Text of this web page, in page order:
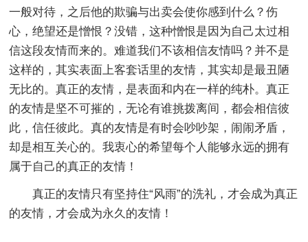
一般对待，之后他的欺骗与出卖会使你感到什么？伤
心，绝望还是憎恨？没错，这种憎恨是因为自己太过相
信这段友情而来的。难道我们不该相信友情吗？并不是
这样的，其实表面上客套话里的友情，其实却是最丑陋
无比的。真正的友情，是表面和内在一样的纯朴。真正
的友情是坚不可摧的，无论有谁挑拨离间，都会相信彼
此，信任彼此。真的友情是有时会吵吵架，闹闹矛盾，
却是相互关心的。我衷心的希望每个人能够永远的拥有
属于自己的真正的友情！
真正的友情只有坚持住“风雨”的洗礼，才会成为真正
的友情，才会成为永久的友情！